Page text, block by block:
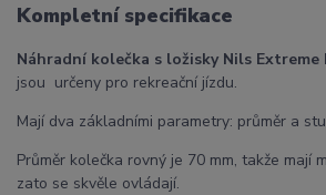
Kompletní specifikace
Náhradní kolečka s ložisky Nils
jsou určeny pro rekreační jízdu.
Mají dva základními parametry: průměr a
Průměr kolečka rovný je 70 mm, takže mají
zato se skvěle ovládají.